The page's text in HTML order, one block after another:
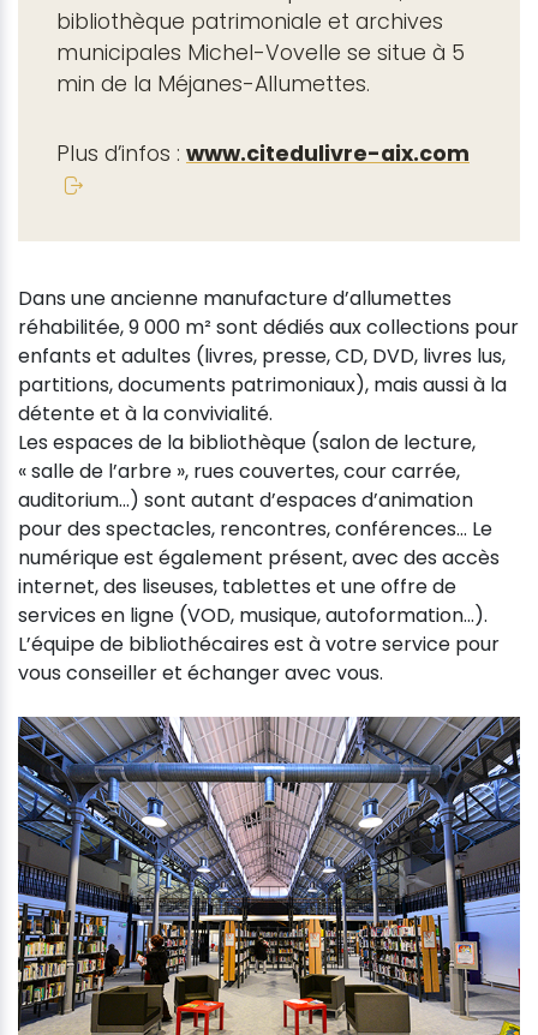
bibliothèque patrimoniale et archives
municipales Michel-Vovelle se situe à 5
min de la Méjanes-Allumettes.
Plus d’infos : www.citedulivre-aix.com
Dans une ancienne manufacture d’allumettes
réhabilitée, 9 000 m² sont dédiés aux collections pour
enfants et adultes (livres, presse, CD, DVD, livres lus,
partitions, documents patrimoniaux), mais aussi à la
détente et à la convivialité.
Les espaces de la bibliothèque (salon de lecture,
« salle de l’arbre », rues couvertes, cour carrée,
auditorium…) sont autant d’espaces d’animation
pour des spectacles, rencontres, conférences… Le
numérique est également présent, avec des accès
internet, des liseuses, tablettes et une offre de
services en ligne (VOD, musique, autoformation…).
L’équipe de bibliothécaires est à votre service pour
vous conseiller et échanger avec vous.